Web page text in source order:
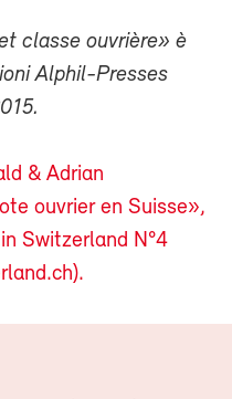
classe ouvrière» è
Alphil-Presses
& Adrian
ouvrier en Suisse»,
Switzerland N°4